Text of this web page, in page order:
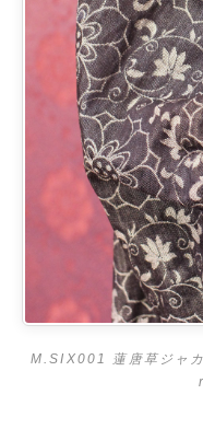
M.SIX001 蓮唐草ジャ